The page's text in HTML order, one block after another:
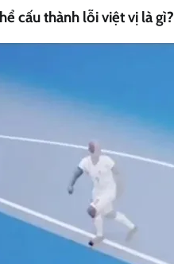
cấu thành lỗi việt vị là gì?